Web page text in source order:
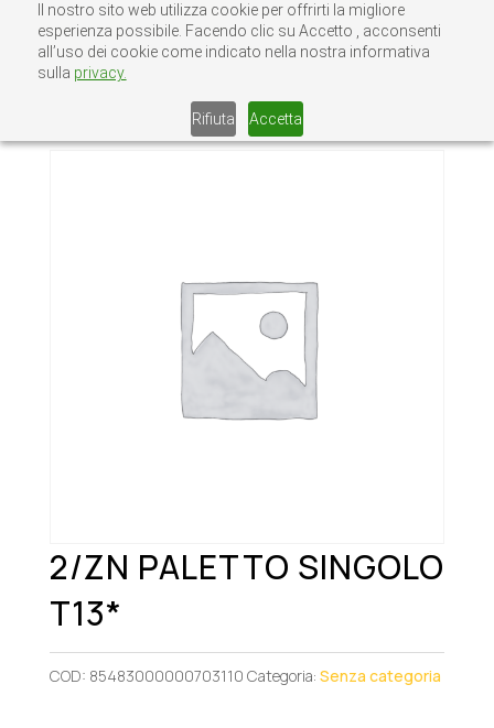
Il nostro sito web utilizza cookie per offrirti la migliore
esperienza possibile. Facendo clic su Accetto , acconsenti
all’uso dei cookie come indicato nella nostra informativa
sulla privacy.
Rifiuta Accetta
Home/Senza categoria
2/ZN PALETTO SINGOLO
T13*
COD: 85483000000703110 Categoria: Senza categoria